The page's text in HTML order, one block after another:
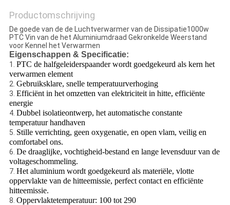
Productomschrijving
De goede van de de Luchtverwarmer van de Dissipatie1000w
PTC Vin van de het Aluminiumdraad Gekronkelde Weerstand
voor Kennel het Verwarmen
Eigenschappen & Specificatie:
1. PTC de halfgeleiderspaander wordt goedgekeurd als kern het
verwarmen element
2. Gebruiksklare, snelle temperatuurverhoging
3. Efficiënt in het omzetten van elektriciteit in hitte, efficiënte
energie
4. Dubbel isolatieontwerp, het automatische constante
temperatuur handhaven
5. Stille verrichting, geen oxygenatie, en open vlam, veilig en
comfortabel ons.
6. De draaglijke, vochtigheid-bestand en lange levensduur van de
voltageschommeling.
7. Het aluminium wordt goedgekeurd als materiële, vlotte
oppervlakte van de hitteemissie, perfect contact en efficiënte
hitteemissie.
8. Oppervlaktetemperatuur: 100 tot 290